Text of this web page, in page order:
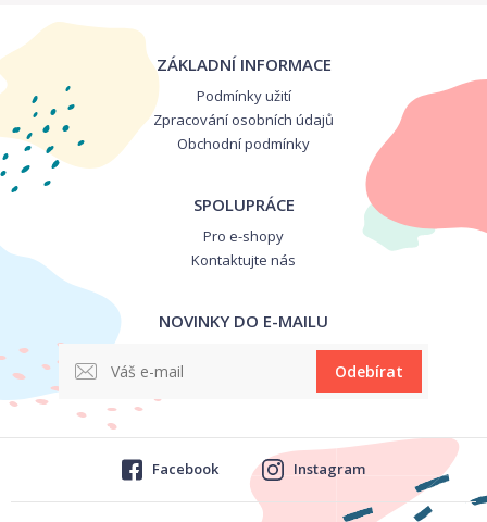
ZÁKLADNÍ INFORMACE
Podmínky užití
Zpracování osobních údajů
Obchodní podmínky
SPOLUPRÁCE
Pro e-shopy
Kontaktujte nás
NOVINKY DO E-MAILU
Odebírat
Facebook Instagram